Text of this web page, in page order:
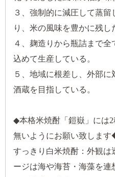
３、強制的に減圧して蒸
り、米の風味を豊かに残し
４、麹造りから瓶詰まで
込めて生産している。
５、地域に根差し、外部
酒蔵を目指している。
◆本格米焼酎「鎧嶽」には
無いようにお願い致しま
すっきり白米焼酎：外観は
ージは海や海苔・海藻を